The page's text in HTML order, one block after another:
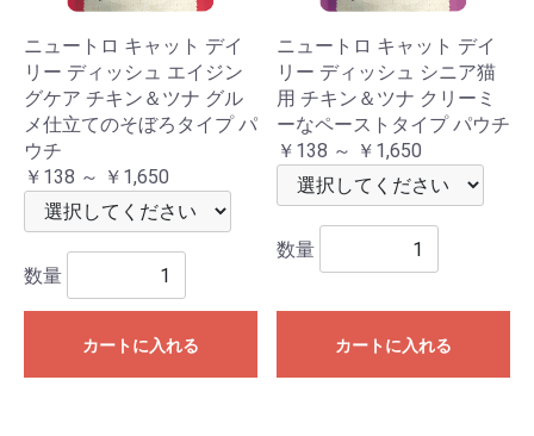
ニュートロ キャット デイ
リー ディッシュ エイジン
グケア チキン＆ツナ グル
メ仕立てのそぼろタイプ パ
ウチ
￥138 ～ ￥1,650
数量
カートに入れる
ニュートロ キャット デイ
リー ディッシュ シニア猫
用 チキン＆ツナ クリーミ
ーなペーストタイプ パウチ
￥138 ～ ￥1,650
数量
カートに入れる